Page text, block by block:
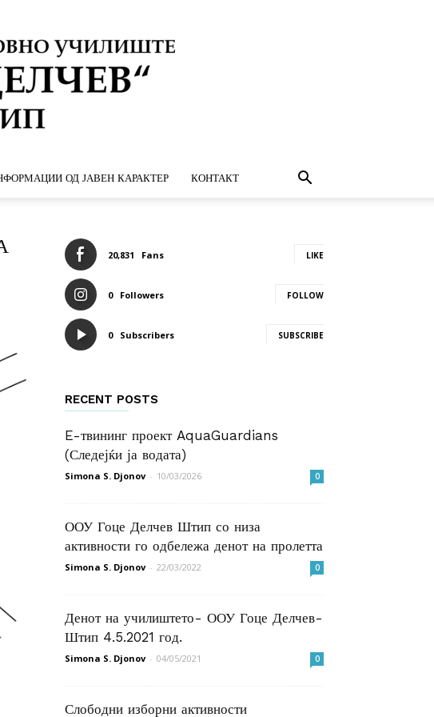
ОД ЈАВЕН КАРАКТЕР КОНТАКТ
20,831 Fans LIKE
0 Followers FOLLOW
0 Subscribers SUBSCRIBE
RECENT POSTS
E-твининг проект AquaGuardians
(Следејќи ја водата)
Simona S. Djonov - 10/03/2026 0
ООУ Гоце Делчев Штип со низа
активности го одбележа денот на пролетта
Simona S. Djonov - 22/03/2022 0
Денот на училиштето- ООУ Гоце Делчев-
Штип 4.5.2021 год.
Simona S. Djonov - 04/05/2021 0
Слободни изборни активности